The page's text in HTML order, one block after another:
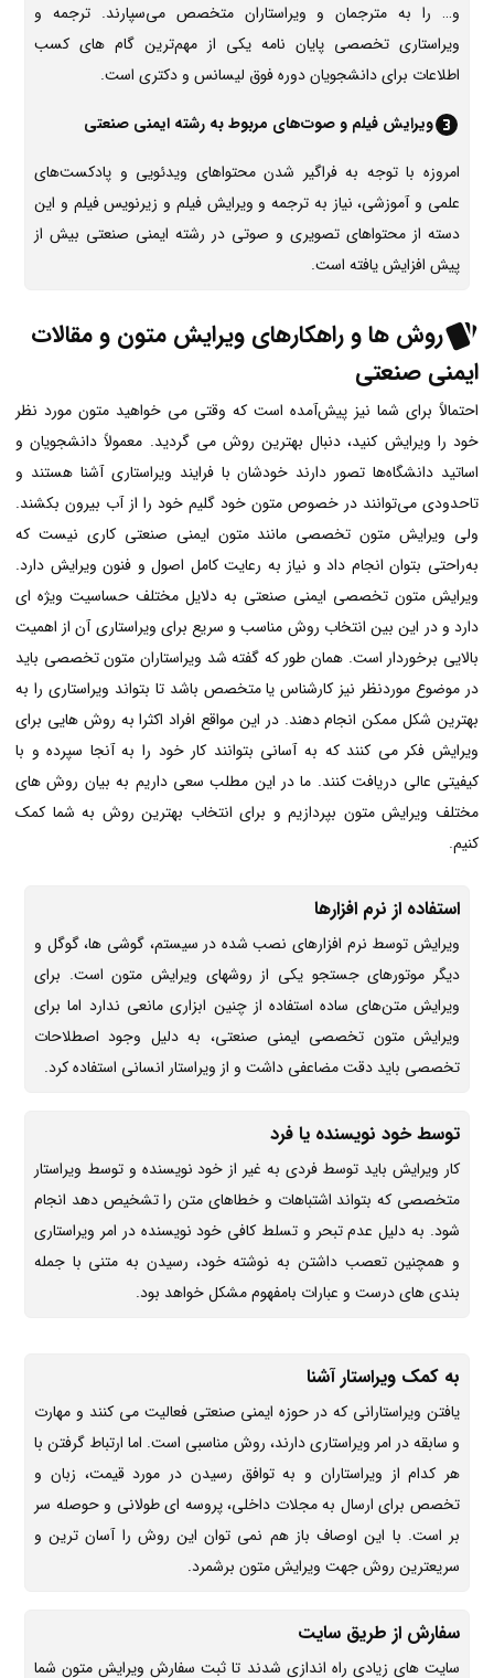
و… را به مترجمان و ویراستاران متخصص می‌سپارند. ترجمه و
ویراستاری تخصصی پایان نامه یکی از مهم‌ترین گام های کسب
اطلاعات برای دانشجویان دوره فوق‌ لیسانس و دکتری است.
ویرایش فیلم و صوت‌های مربوط به رشته ایمنی صنعتی
امروزه با توجه به فراگیر شدن محتواهای ویدئویی و پادکست‌های
علمی و آموزشی، نیاز به ترجمه و ویرایش فیلم و زیرنویس فیلم و این
دسته از محتواهای تصویری و صوتی در رشته ایمنی صنعتی بیش از
پیش افزایش یافته است.
روش ها و راهکارهای ویرایش متون و مقالات
ایمنی صنعتی
احتمالاً برای شما نیز پیش‌آمده است که وقتی می خواهید متون مورد نظر
خود را ویرایش کنید، دنبال بهترین روش می گردید. معمولاً دانشجویان و
اساتید دانشگاه‌ها تصور دارند خودشان با فرایند ویراستاری آشنا هستند و
تاحدودی می‌توانند در خصوص متون خود گلیم خود را از آب بیرون بکشند.
ولی ویرایش متون تخصصی مانند متون ایمنی صنعتی کاری نیست که
به‌راحتی بتوان انجام داد و نیاز به رعایت کامل اصول و فنون ویرایش دارد.
ویرایش متون تخصصی ایمنی صنعتی به دلایل مختلف حساسیت ویژه ای
دارد و در این بین انتخاب روش مناسب و سریع برای ویراستاری آن از اهمیت
بالایی برخوردار است. همان طور که گفته شد ویراستاران متون تخصصی باید
در موضوع مورد‌نظر نیز کارشناس یا متخصص باشد تا بتواند ویراستاری را به
بهترین شکل ممکن انجام دهند. در این مواقع افراد اکثرا به روش هایی برای
ویرایش فکر می کنند که به آسانی بتوانند کار خود را به آنجا سپرده و با
کیفیتی عالی دریافت کنند. ما در این مطلب سعی داریم به بیان روش های
مختلف ویرایش متون بپردازیم و برای انتخاب بهترین روش به شما کمک
کنیم.
استفاده از نرم افزارها
ویرایش توسط نرم افزارهای نصب شده در سیستم، گوشی ها، گوگل و
دیگر موتورهای جستجو یکی از روشهای ویرایش متون است. برای
ویرایش متن‌های ساده استفاده از چنین ابزاری مانعی ندارد اما برای
ویرایش متون تخصصی ایمنی صنعتی، به دلیل وجود اصطلاحات
تخصصی باید دقت مضاعفی داشت و از ویراستار انسانی استفاده کرد.
توسط خود نویسنده یا فرد
کار ویرایش باید توسط فردی به غیر از خود نویسنده و توسط ویراستار
متخصصی که بتواند اشتباهات و خطاهای متن را تشخیص دهد انجام
شود. به دلیل عدم تبحر و تسلط کافی خود نویسنده در امر ویراستاری
و همچنین تعصب داشتن به نوشته خود، رسیدن به متنی با جمله
بندی های درست و عبارات بامفهوم مشکل خواهد بود.
به کمک ویراستار آشنا
یافتن ویراستارانی که در حوزه ایمنی صنعتی فعالیت می کنند و مهارت
و سابقه در امر ویراستاری دارند، روش مناسبی است. اما ارتباط گرفتن با
هر کدام از ویراستاران و به توافق رسیدن در مورد قیمت، زبان و
تخصص برای ارسال به مجلات داخلی، پروسه ای طولانی و حوصله سر
بر است. با این اوصاف باز هم نمی توان این روش را آسان ترین و
سریعترین روش جهت ویرایش متون برشمرد.
سفارش از طریق سایت
سایت های زیادی راه اندازی شدند تا ثبت سفارش ویرایش متون شما